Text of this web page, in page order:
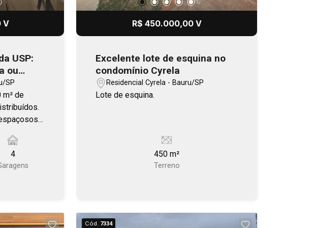
V
USP:
ou
SP
m² de
office,
Salas,
4
R$ 450.000,00 V
Excelente lote de esquina no
condomínio Cyrela
Residencial Cyrela - Bauru/SP
Lote de esquina.
450 m²
Terreno
Cód. 7334